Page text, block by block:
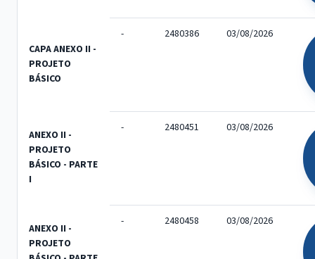
CAPA ANEXO II -
PROJETO
BÁSICO
- 2480386 03/08/2026
ANEXO II -
PROJETO
BÁSICO - PARTE
I
- 2480451 03/08/2026
ANEXO II -
PROJETO
- 2480458 03/08/2026